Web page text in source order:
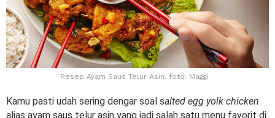
Resep Ayam Saus Telur Asin, foto: Maggi
Kamu pasti udah sering dengar soal salted egg yolk chicken
alias ayam saus telur asin yang jadi salah satu menu favorit di